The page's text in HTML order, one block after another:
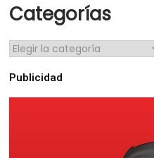
Categorías
Publicidad